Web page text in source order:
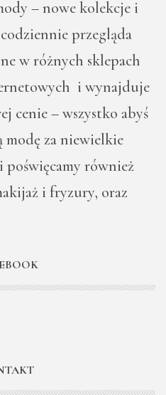
– nowe kolekcje i
przegląda
w różnych sklepach
i wynajduje
cenie – wszystko abyś
modę za niewielkie
poświęcamy również
i fryzury, oraz